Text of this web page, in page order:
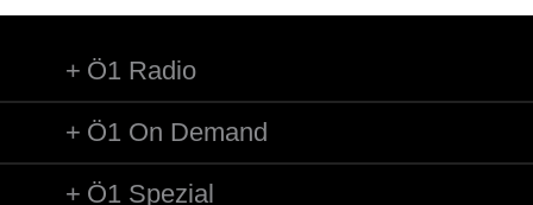
Ö1 Radio
Ö1 On Demand
Ö1 Spezial